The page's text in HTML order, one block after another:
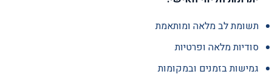
תשומת לב מלאה ומותאמת
סודיות מלאה ופרטיות
גמישות בזמנים ובמקומות